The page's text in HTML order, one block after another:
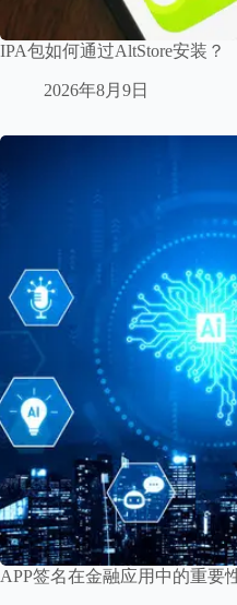
IPA包如何通过AltStore安装？
2026年8月9日
APP签名在金融应用中的重要